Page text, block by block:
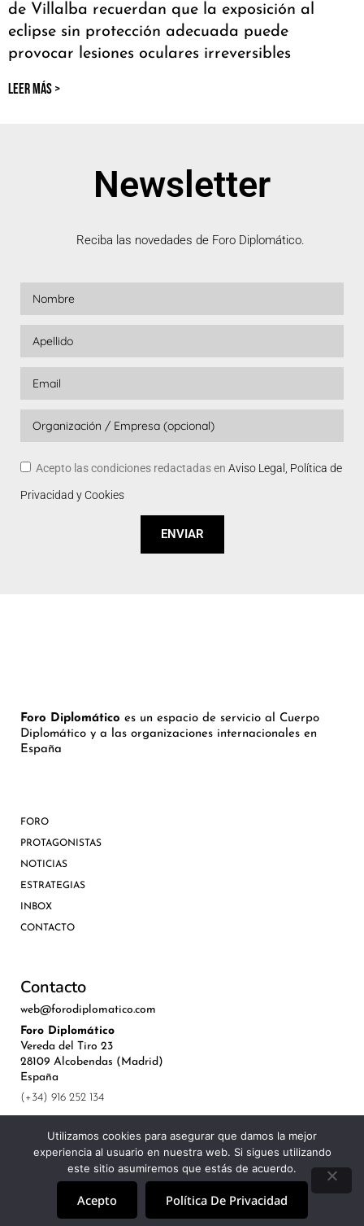
de Villalba recuerdan que la exposición al
eclipse sin protección adecuada puede
provocar lesiones oculares irreversibles
LEER MÁS >
Newsletter
Reciba las novedades de Foro Diplomático.
Acepto las condiciones redactadas en Aviso Legal, Política de
Privacidad y Cookies
ENVIAR
Foro Diplomático es un espacio de servicio al Cuerpo
Diplomático y a las organizaciones internacionales en
España
FORO
PROTAGONISTAS
NOTICIAS
ESTRATEGIAS
INBOX
CONTACTO
Contacto
web@forodiplomatico.com
Foro Diplomático
Vereda del Tiro 23
28109 Alcobendas (Madrid)
España
(+34) 916 252 134
Utilizamos cookies para asegurar que damos la mejor
experiencia al usuario en nuestra web. Si sigues utilizando
este sitio asumiremos que estás de acuerdo.
Acepto Política De Privacidad